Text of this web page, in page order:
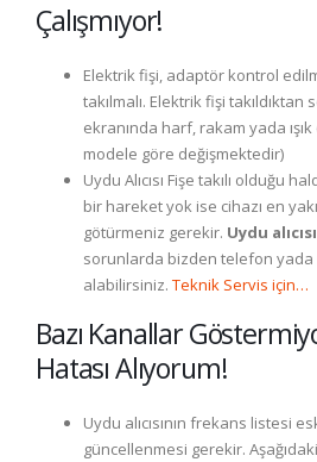
Çalışmıyor!
Elektrik fişi, adaptör kontrol
takılmalı. Elektrik fişi takıldıktan
ekranında harf, rakam yada
modele göre değişmektedir)
Uydu Alıcısı Fişe takılı olduğu
bir hareket yok ise cihazı en
götürmeniz gerekir. Uydu
sorunlarda bizden telefon
alabilirsiniz. Teknik Servis için…
Bazı Kanallar
Hatası Alıyorum!
Uydu alıcısının frekans listesi
güncellenmesi gerekir.